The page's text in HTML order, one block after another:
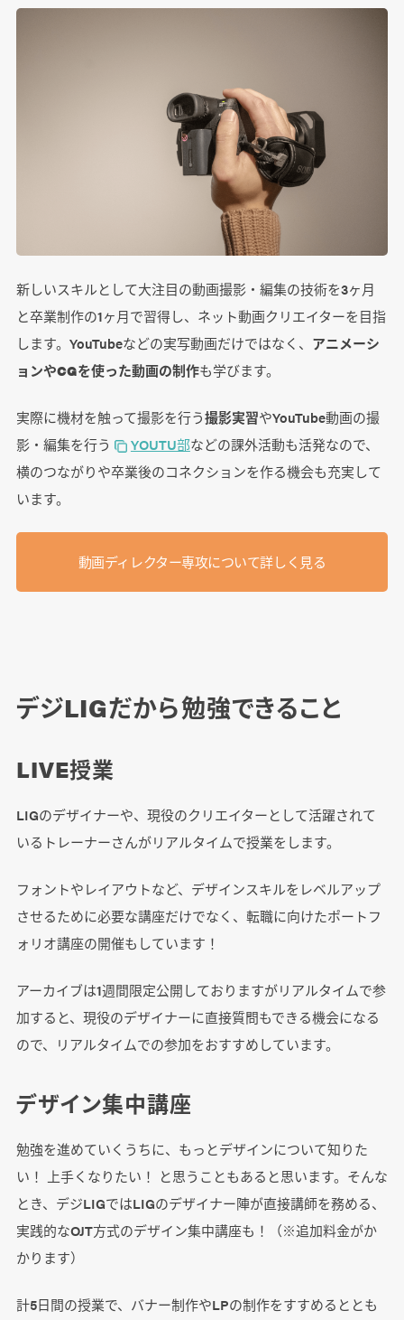
新しいスキルとして大注目の動画撮影・編集の技術を3ヶ月
と卒業制作の1ヶ月で習得し、ネット動画クリエイターを目指
します。YouTubeなどの実写動画だけではなく、 アニメーシ
ョンやCGを使った動画の制作も学びます。
実際に機材を触って撮影を行う撮影実習やYouTube動画の撮
影・編集を行う
YOUTU部などの課外活動も活発なので、
横のつながりや卒業後のコネクションを作る機会も充実して
います。
動画ディレクター専攻について詳しく見る
デジLIGだから勉強できること
LIVE授業
LIGのデザイナーや、現役のクリエイターとして活躍されて
いるトレーナーさんがリアルタイムで授業をします。
フォントやレイアウトなど、デザインスキルをレベルアップ
させるために必要な講座だけでなく、転職に向けたポートフ
ォリオ講座の開催もしています！
アーカイブは1週間限定公開しておりますがリアルタイムで参
加すると、現役のデザイナーに直接質問もできる機会になる
ので、リアルタイムでの参加をおすすめしています。
デザイン集中講座
勉強を進めていくうちに、もっとデザインについて知りた
い！ 上手くなりたい！ と思うこともあると思います。そんな
とき、デジLIGではLIGのデザイナー陣が直接講師を務める、
実践的なOJT方式のデザイン集中講座も！（※追加料金がか
かります）
計5日間の授業で、バナー制作やLPの制作をすすめるととも